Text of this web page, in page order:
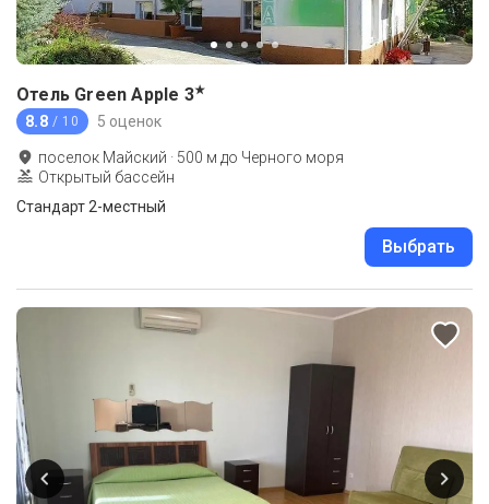
Отель Green Apple 3★
8.8 / 10 5 оценок
поселок Майский · 500 м до Черного моря
Открытый бассейн
Стандарт 2-местный
Выбрать